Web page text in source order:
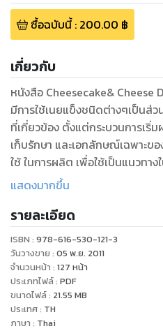
ซื้อฉบับนี้: 200.00 ฿
เกี่ยวกับ
หนังสือ Cheesecake& Cheese
มีการใช้เนยแข็งชนิดต่างๆเป็นส่ว
ที่เกี่ยวข้อง ตั้งแต่กระบวนการเริ่
เก็บรักษา และเอกลักษณ์เฉพาะ
ใช้ ในการผลิต เพื่อใช้เป็นแนวทา
อบเพื่อนําไปใช้ในชีวิตประจําวัน ห
แสดงมากขึ้น
รายละเอียด
ISBN : 978-616-530-121-3
วันวางขาย : 05 พ.ย. 2011
จำนวนหน้า : 127 หน้า
ประเภทไฟล์: PDF
ขนาดไฟล์: 21.55 MB
ประเทศ: TH
ภาษา : Thai